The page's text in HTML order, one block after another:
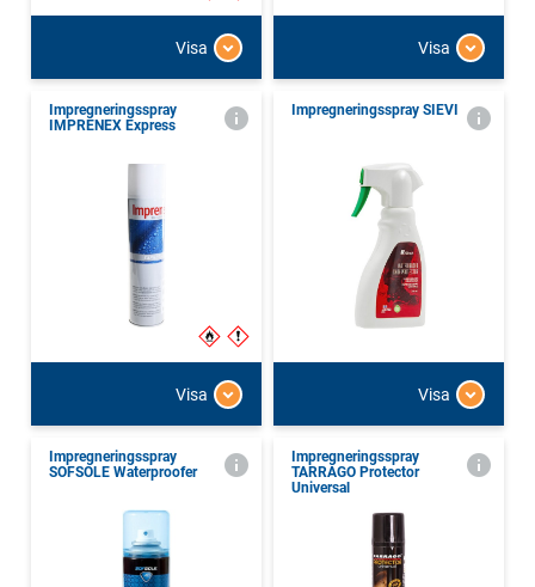
Visa Visa
Impregneringsspray
IMPRENEX Express
Visa
Impregneringsspray SIEVI
Visa
Impregneringsspray
SOFSOLE Waterproofer
Impregneringsspray
TARRAGO Protector
Universal